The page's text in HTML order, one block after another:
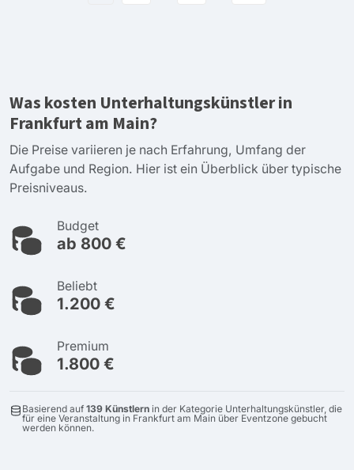
Was kosten Unterhaltungskünstler in
Frankfurt am Main?
Die Preise variieren je nach Erfahrung, Umfang der
Aufgabe und Region. Hier ist ein Überblick über typische
Preisniveaus.
Budget
ab 800 €
Beliebt
1.200 €
Premium
1.800 €
Basierend auf 139 Künstlern in der Kategorie Unterhaltungskünstler, die
für eine Veranstaltung in Frankfurt am Main über Eventzone gebucht
werden können.